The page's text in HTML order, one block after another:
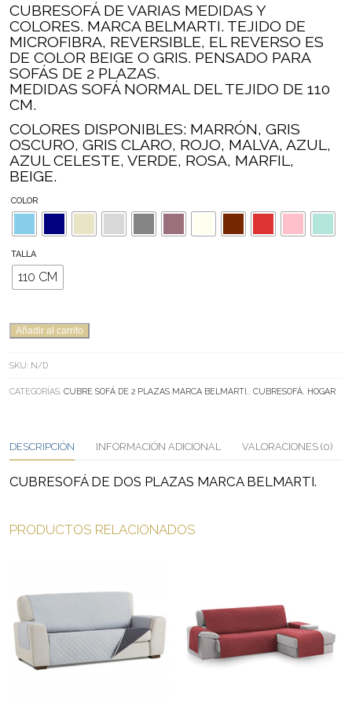
CUBRESOFÁ DE VARIAS MEDIDAS Y
COLORES. MARCA BELMARTI. TEJIDO DE
MICROFIBRA, REVERSIBLE, EL REVERSO ES
DE COLOR BEIGE O GRIS. PENSADO PARA
SOFÁS DE 2 PLAZAS.
MEDIDAS SOFÁ NORMAL DEL TEJIDO DE 110
CM.
COLORES DISPONIBLES: MARRÓN, GRIS
OSCURO, GRIS CLARO, ROJO, MALVA, AZUL,
AZUL CELESTE, VERDE, ROSA, MARFIL,
BEIGE.
COLOR
TALLA
110 CM
CUBRESOFÁ
DOS
MARCA
Añadir al carrito
SKU: N/D
CATEGORÍAS: CUBRE SOFÁ DE 2 PLAZAS MARCA BELMARTI. CUBRESOFÁ HOGAR
DESCRIPCIÓN INFORMACIÓN ADICIONAL VALORACIONES (0)
CUBRESOFÁ DE DOS PLAZAS MARCA BELMARTI.
PRODUCTOS RELACIONADOS